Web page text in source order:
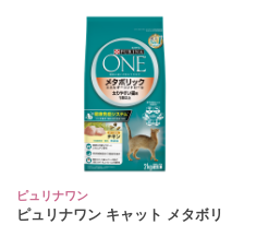
ピュリナワン
ピュリナワン キャット メタボリ